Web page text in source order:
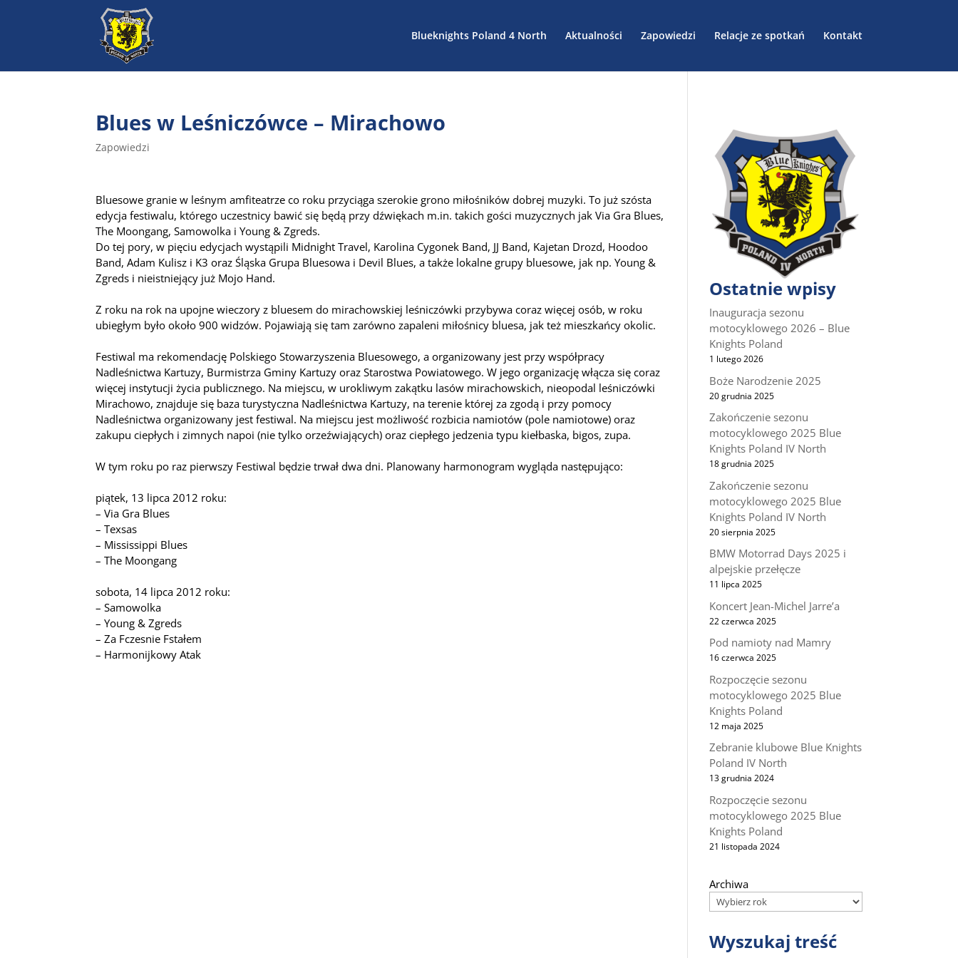
Blueknights Poland 4 North Aktualności Zapowiedzi Relacje ze spotkań Kontakt
Blues w Leśniczówce – Mirachowo
Zapowiedzi
Bluesowe granie w leśnym amfiteatrze co roku przyciąga szerokie grono miłośników dobrej muzyki. To już szósta
edycja festiwalu, którego uczestnicy bawić się będą przy dźwiękach m.in. takich gości muzycznych jak Via Gra Blues,
The Moongang, Samowolka i Young & Zgreds.
Do tej pory, w pięciu edycjach wystąpili Midnight Travel, Karolina Cygonek Band, JJ Band, Kajetan Drozd, Hoodoo
Band, Adam Kulisz i K3 oraz Śląska Grupa Bluesowa i Devil Blues, a także lokalne grupy bluesowe, jak np. Young &
Zgreds i nieistniejący już Mojo Hand.
Z roku na rok na upojne wieczory z bluesem do mirachowskiej leśniczówki przybywa coraz więcej osób, w roku
ubiegłym było około 900 widzów. Pojawiają się tam zarówno zapaleni miłośnicy bluesa, jak też mieszkańcy okolic.
Festiwal ma rekomendację Polskiego Stowarzyszenia Bluesowego, a organizowany jest przy współpracy
Nadleśnictwa Kartuzy, Burmistrza Gminy Kartuzy oraz Starostwa Powiatowego. W jego organizację włącza się coraz
więcej instytucji życia publicznego. Na miejscu, w urokliwym zakątku lasów mirachowskich, nieopodal leśniczówki
Mirachowo, znajduje się baza turystyczna Nadleśnictwa Kartuzy, na terenie której za zgodą i przy pomocy
Nadleśnictwa organizowany jest festiwal. Na miejscu jest możliwość rozbicia namiotów (pole namiotowe) oraz
zakupu ciepłych i zimnych napoi (nie tylko orzeźwiających) oraz ciepłego jedzenia typu kiełbaska, bigos, zupa.
W tym roku po raz pierwszy Festiwal będzie trwał dwa dni. Planowany harmonogram wygląda następująco:
piątek, 13 lipca 2012 roku:
– Via Gra Blues
– Texsas
– Mississippi Blues
– The Moongang
sobota, 14 lipca 2012 roku:
– Samowolka
– Young & Zgreds
– Za Fczesnie Fstałem
– Harmonijkowy Atak
Ostatnie wpisy
Inauguracja sezonu
motocyklowego 2026 – Blue
Knights Poland
1 lutego 2026
Boże Narodzenie 2025
20 grudnia 2025
Zakończenie sezonu
motocyklowego 2025 Blue
Knights Poland IV North
18 grudnia 2025
Zakończenie sezonu
motocyklowego 2025 Blue
Knights Poland IV North
20 sierpnia 2025
BMW Motorrad Days 2025 i
alpejskie przełęcze
11 lipca 2025
Koncert Jean-Michel Jarre’a
22 czerwca 2025
Pod namioty nad Mamry
16 czerwca 2025
Rozpoczęcie sezonu
motocyklowego 2025 Blue
Knights Poland
12 maja 2025
Zebranie klubowe Blue Knights
Poland IV North
13 grudnia 2024
Rozpoczęcie sezonu
motocyklowego 2025 Blue
Knights Poland
21 listopada 2024
Archiwa
Wyszukaj treść